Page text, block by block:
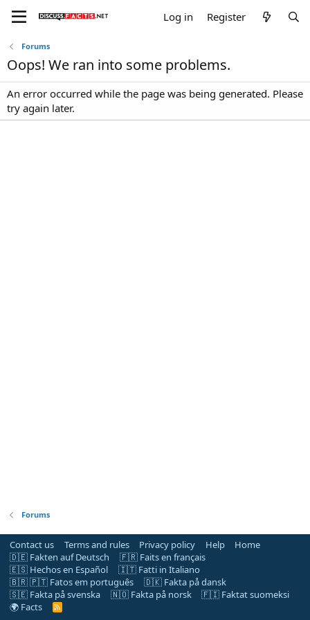
Log in Register
Forums
Oops! We ran into some problems.
An error occurred while the page was being generated. Please
try again later.
Forums
Contact us Terms and rules Privacy policy Help
Home
🇩🇪 Fakten auf Deutsch
🇫🇷 Faits en français
🇪🇸 Hechos en Español
🇮🇹 Fatti in Italiano
🇧🇷 🇵🇹 Fatos em português
🇩🇰 Fakta på dansk
🇸🇪 Fakta på svenska
🇳🇴 Fakta på norsk
🇫🇮 Faktat suomeksi
🌍 Facts
R